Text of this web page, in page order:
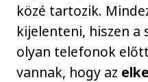
közé tartozik.
kijelenteni, hiszen a
olyan telefonok
vannak, hogy az